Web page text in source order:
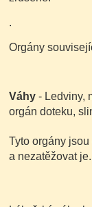
.
Orgány
Váhy - Ledviny,
orgán doteku,
Tyto orgány
a nezatěžovat je.